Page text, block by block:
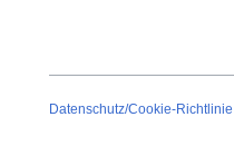
Datenschutz/Cookie-Richtlinie